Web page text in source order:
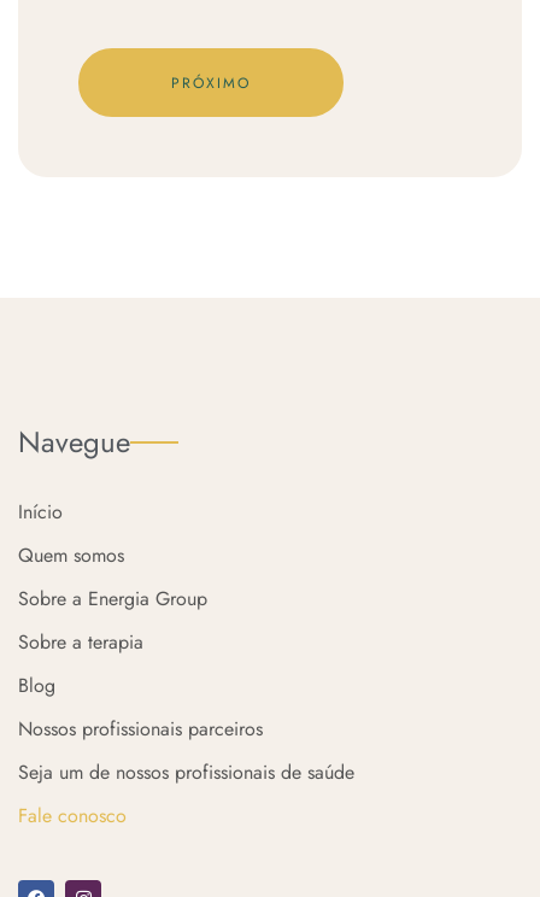
PRÓXIMO
Navegue
Início
Quem somos
Sobre a Energia Group
Sobre a terapia
Blog
Nossos profissionais parceiros
Seja um de nossos profissionais de saúde
Fale conosco
a n